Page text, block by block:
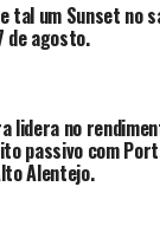
tal um Sunset no
de agosto.
lidera no
passivo com
Alentejo.